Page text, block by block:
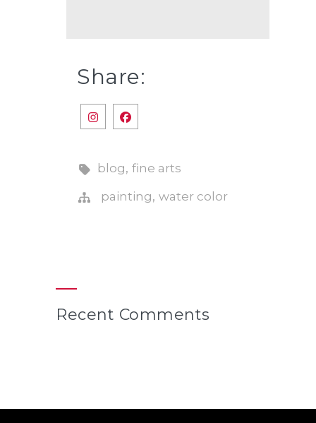
Recent Comments
Share:
blog,fine arts
painting,water color